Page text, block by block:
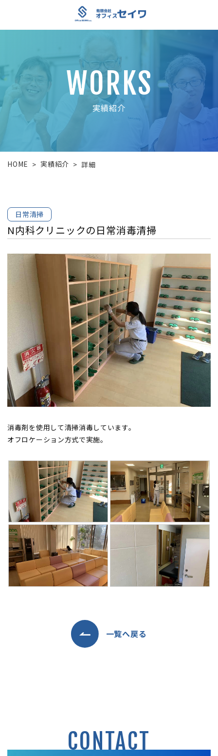
WORKS
実績紹介
HOME > 実績紹介 > 詳細
日常清掃
N内科クリニックの日常消毒清掃
消毒剤を使用して清掃消毒しています。
オフロケーション方式で実施。
一覧へ戻る
CONTACT